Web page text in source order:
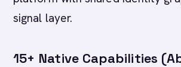
signal layer.
15+ Native Capabilities